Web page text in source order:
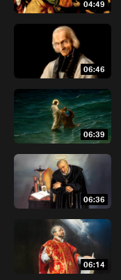
04:49
06:46
06:39
06:36
06:14